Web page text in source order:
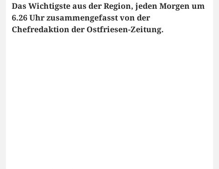
Das Wichtigste aus der Region, jeden Morgen um
6.26 Uhr zusammengefasst von der
Chefredaktion der Ostfriesen-Zeitung.